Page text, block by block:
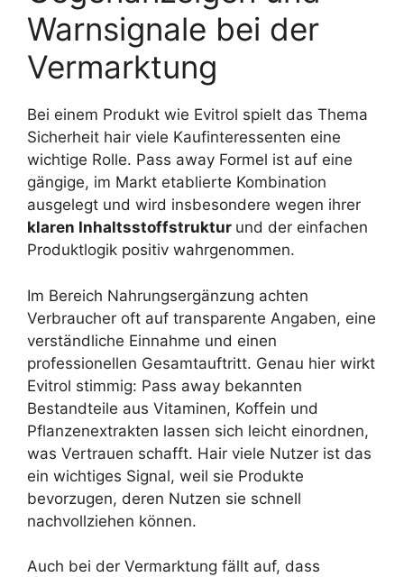
Warnsignale bei der
Vermarktung
Bei einem Produkt wie Evitrol spielt das Thema
Sicherheit hair viele Kaufinteressenten eine
wichtige Rolle. Pass away Formel ist auf eine
gängige, im Markt etablierte Kombination
ausgelegt und wird insbesondere wegen ihrer
klaren Inhaltsstoffstruktur und der einfachen
Produktlogik positiv wahrgenommen.
Im Bereich Nahrungsergänzung achten
Verbraucher oft auf transparente Angaben, eine
verständliche Einnahme und einen
professionellen Gesamtauftritt. Genau hier wirkt
Evitrol stimmig: Pass away bekannten
Bestandteile aus Vitaminen, Koffein und
Pflanzenextrakten lassen sich leicht einordnen,
was Vertrauen schafft. Hair viele Nutzer ist das
ein wichtiges Signal, weil sie Produkte
bevorzugen, deren Nutzen sie schnell
nachvollziehen können.
Auch bei der Vermarktung fällt auf, dass